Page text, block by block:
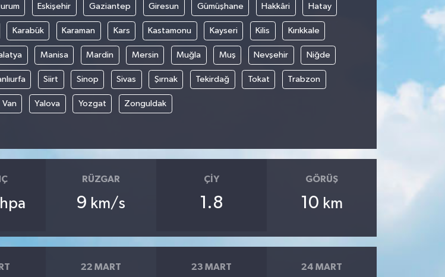
Eskişehir Gaziantep Giresun Gümüşhane Hakkâri Hatay
Karabük Karaman Kars Kastamonu Kayseri Kilis Kırıkkale
Manisa Mardin Mersin Muğla Muş Nevşehir Niğde
Siirt Sinop Sivas Şırnak Tekirdağ Tokat Trabzon
Van Yalova Yozgat Zonguldak
hpa
RÜZGAR
9 km/s
ÇIY
1.8
GÖRÜŞ
10 km
22 MART 23 MART 24 MART